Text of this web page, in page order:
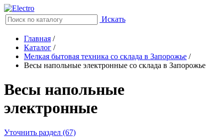
Искать
Главная /
Каталог /
Мелкая бытовая техника со склада в Запорожье /
Весы напольные электронные со склада в Запорожье
Весы напольные
электронные
Уточнить раздел (67)